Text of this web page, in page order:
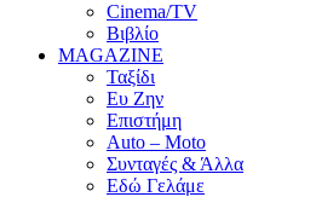
Cinema/TV
Βιβλίο
MAGAZINE
Ταξίδι
Ευ Ζην
Επιστήμη
Auto – Moto
Συνταγές & Άλλα
Εδώ Γελάμε